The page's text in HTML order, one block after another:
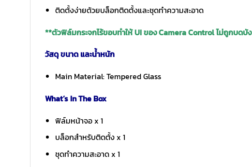
ติดตั้งง่ายด้วยบล็อกติดตั้งและชุดทำความสะอาด
**ตัวฟิล์มกระจกไร้ขอบทำให้ UI ของ Camera Control ไม่ถูกบดบัง
วัสดุ ขนาด และน้ำหนัก
Main Material: Tempered Glass
What’s In The Box
ฟิล์มหน้าจอ x 1
บล็อกสำหรับติดตั้ง x 1
ชุดทำความสะอาด x 1